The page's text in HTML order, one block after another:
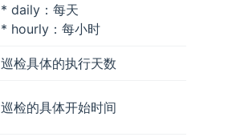
* daily：每天
* hourly：每小时
巡检具体的执行天数
巡检的具体开始时间